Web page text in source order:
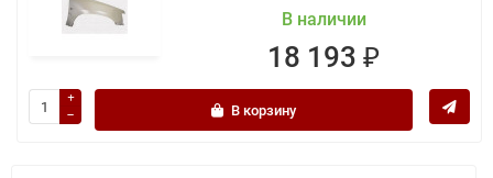
В наличии
18 193 ₽
В корзину